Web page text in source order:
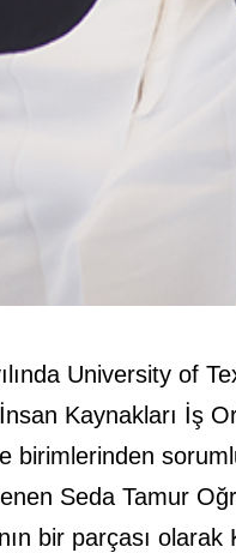
University of
Kaynakları İş
Seda Tamur
bir parçası